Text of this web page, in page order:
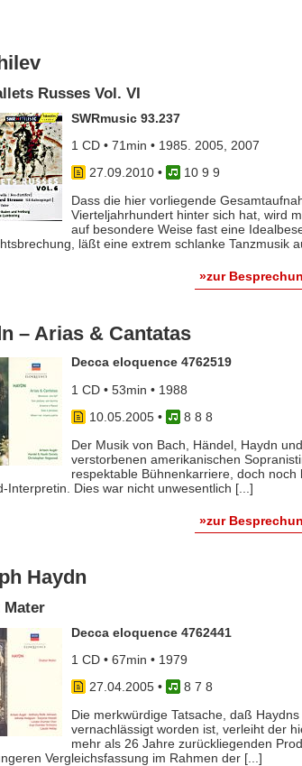
Russes Vol. VI
SWRmusic 93.237
1 CD • 71min • 1985. 2005, 2007
27.09.2010•
10 9 9
Dass die hier vorliegende
Vierteljahrhundert hinter sich hat, wird
auf besondere Weise fast eine
läßt eine extrem schlanke Tanzmusik
»zur
– Arias & Cantatas
Decca eloquence 4762519
1 CD • 53min • 1988
10.05.2005•
8 8 8
Der Musik von Bach, Händel, Haydn
verstorbenen amerikanischen
respektable Bühnenkarriere, doch
Interpretin. Dies war nicht unwesentlich [...]
»zur
Haydn
Mater
Decca eloquence 4762441
1 CD • 67min • 1979
27.04.2005•
8 7 8
Die merkwürdige Tatsache, daß
vernachlässigt worden ist, verleiht der
mehr als 26 Jahre zurückliegenden
Vergleichsfassung im Rahmen der [...]